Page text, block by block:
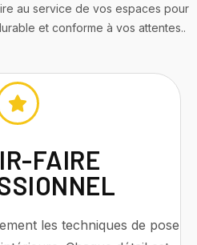
au service de vos espaces pour
et conforme à vos attentes..
FAIRE
les techniques de pose